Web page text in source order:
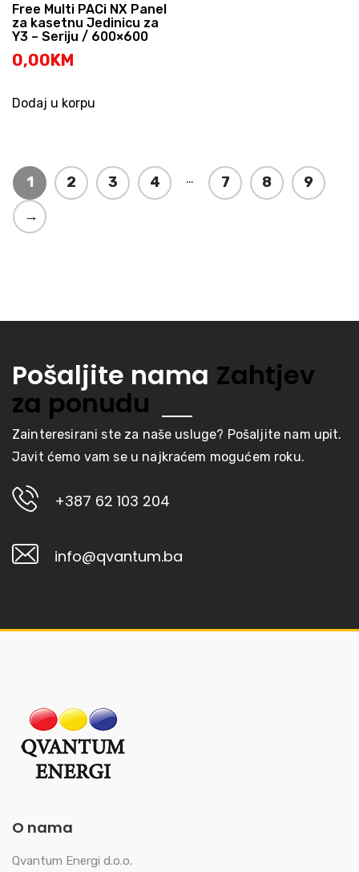
Free Multi PACi NX Panel
za kasetnu Jedinicu za
Y3 – Seriju / 600×600
0,00KM
Dodaj u korpu
1 2 3 4 … 7 8
9
→
Pošaljite nama Zahtjev
za ponudu
Zainteresirani ste za naše usluge? Pošaljite nam upit.
Javit ćemo vam se u najkraćem mogućem roku.
+387 62 103 204
info@qvantum.ba
O nama
Qvantum Energi d.o.o.